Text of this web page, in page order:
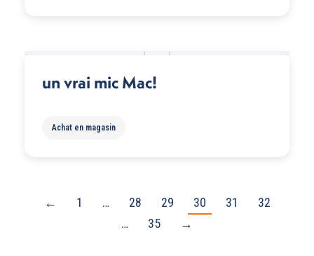
un vrai mic Mac!
Achat en magasin
← 1 … 28 29 30 31
32
…
35 →